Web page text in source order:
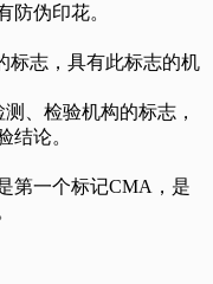
防伪印花。
标志，具有此标志的机
、检验机构的标志，
结论。
第一个标记CMA，是